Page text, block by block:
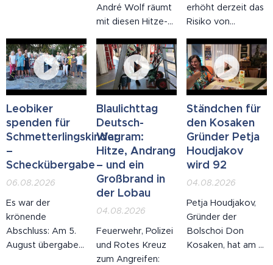
Passanten gefragt,
wo eine Birne
wächst. Die
Antworten
reichten von
"Palme" über
"Erdäpfel" bis zur
wie eine
nicht, dass es
einen Birnbaum
gibt.
André Wolf räumt
mit diesen Hitze-
Sommerhitze gab
es schon den
Fünfzigern und
Siebzigern, die
Hitzewelle wurde
künstlich erzeugt,
Solaranlagen sind
an der Hitze
schuld, Hitze lässt
Ampeln
schmelzen.
erhöht derzeit das
Risiko von
Wäldern, auf
Wiesen sowie in
allen trockenen
Vegetationsflächen
erheblich. Bereits
eine kleine
Unachtsamkeit
kann ausreichen,
um einen Brand
Tagen leider
bereits mehrfach
vorgekommen ist,
kam es zu
Leobiker
spenden für
Schmetterlingskinder
–
Scheckübergabe
06.08.2026
Es war der
krönende
Abschluss: Am 5.
August übergaben
Blaulichttag
Deutsch-
Wagram:
Hitze, Andrang
– und ein
Großbrand in
der Lobau
04.08.2026
Feuerwehr, Polizei
und Rotes Kreuz
zum Angreifen:
Ständchen für
den Kosaken
Gründer Petja
Houdjakov
wird 92
04.08.2026
Petja Houdjakov,
Gründer der
Bolschoi Don
Kosaken, hat am 4.